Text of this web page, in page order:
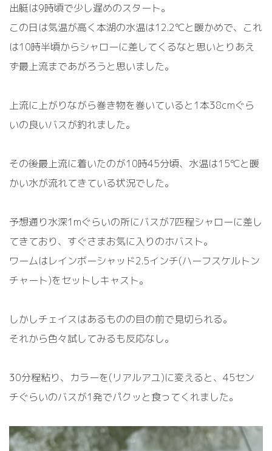
出艇は9時頃で少し遅めのスタート。
この日は気温が高く本湖の水温は12.2℃と暖かめで、これ
は10時半頃からシャローに差してくるなと思いとりあえ
ず最上流まであがろうと思いました。
上流に上がりながら巻き物を巻いていると1本38cmぐら
いの良いバスが釣れました。
その後最上流に着いたのが10時45分頃、水温は15℃と暖
かい水が流れてきている状況でした。
予想通り水深1mぐらいの所にバスが7匹程シャローに差し
てきており、すぐさまお気に入りのホバスト。
ワームはレインボーシャッド2.5インチ(ハーフスケルトン
チャート)をセットしキャスト。
しかしチェイスはあるものの目の前で見切られる。
それから色々試してみるも反応なし。
30分程粘り、カラーを(リアルアユ)に変えると、45セン
チぐらいのバスが1発でパクッと食ってくれました。